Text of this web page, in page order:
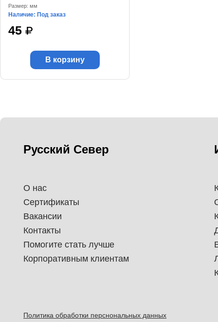
Размер: мм
Наличие: Под заказ
45
В корзину
Русский Север
О нас
Сертификаты
Вакансии
Контакты
Помогите стать лучше
Корпоративным клиентам
Политика обработки перснональных данных